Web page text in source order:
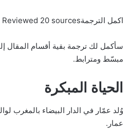
اكمل الترجمةReviewed 20 sources
سأكمل لك ترجمة بقية أقسام المقال
مبسّط ومترابط.
الحياة المبكرة
وُلد عمّار في الدار البيضاء بالمغرب
عمار.